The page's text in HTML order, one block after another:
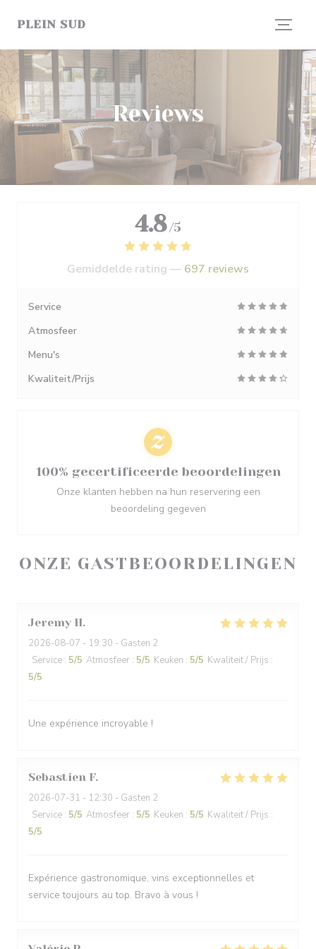
PLEIN SUD
Reviews
ONZE GASTBEOORDELINGEN
Jeremy H
2026-08-07 - 19:30 - Gasten 2
Service : 5/5 Atmosfeer : 5/5 Keuken : 5/5 Kwaliteit / Prijs :
5/5
Une expérience incroyable !
Sebastien F
2026-07-31 - 12:30 - Gasten 2
Service : 5/5 Atmosfeer : 5/5 Keuken : 5/5 Kwaliteit / Prijs :
5/5
Expérience gastronomique, vins exceptionnelles et
service toujours au top. Bravo à vous !
4.8 /5
Gemiddelde rating — 697 reviews
Service
Atmosfeer
Menu's
Kwaliteit/Prijs
100% gecertificeerde beoordelingen
Onze klanten hebben na hun reservering een
beoordeling gegeven